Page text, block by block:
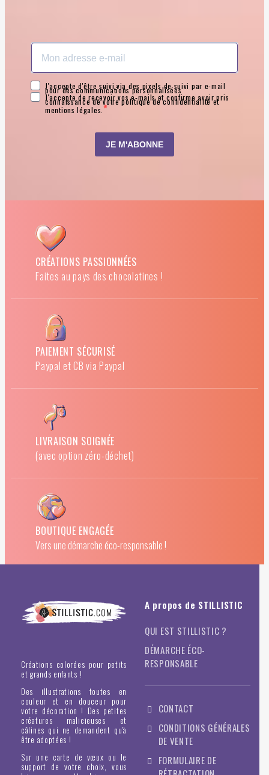
CRÉATIONS PASSIONNÉES
Faites au pays des chocolatines !
PAIEMENT SÉCURISÉ
Paypal et CB via Paypal
LIVRAISON SOIGNÉE
(avec option zéro-déchet)
BOUTIQUE ENGAGÉE
Vers une démarche éco-responsable !
Créations colorées pour petits
et grands enfants !
Des illustrations toutes en
couleur et en douceur pour
votre décoration ! Des petites
créatures malicieuses et
câlines qui ne demandent qu'à
être adoptées !
Sur une carte de vœux ou le
support de votre choix, vous
A propos de STILLISTIC
QUI EST STILLISTIC ?
DÉMARCHE ÉCO-
RESPONSABLE
CONTACT
CONDITIONS GÉNÉRALES
DE VENTE
FORMULAIRE DE